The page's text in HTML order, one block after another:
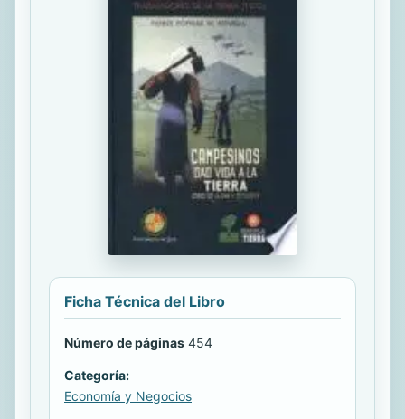
Ficha Técnica del Libro
Número de páginas 454
Categoría:
Economía y Negocios